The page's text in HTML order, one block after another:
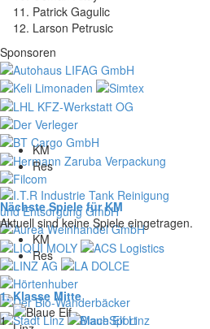
Patrick Gagulic
Larson Petrusic
Sponsoren
KM
Res
Nächste Spiele für KM
Aktuell sind keine Spiele eingetragen.
KM
Res
1. Klasse Mitte
1
Blaue Elf Linz